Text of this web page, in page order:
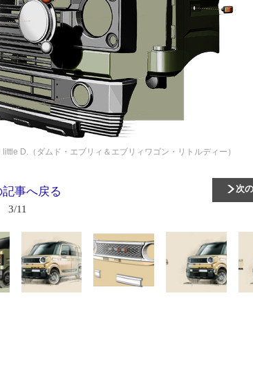
D.（ダムド・エブリィ＆エブリィワゴン・リトルディー）
次
記事へ戻る
3/11